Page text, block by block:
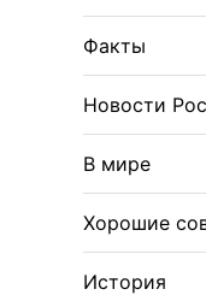
Факты
Новости
В мире
Хорошие
История